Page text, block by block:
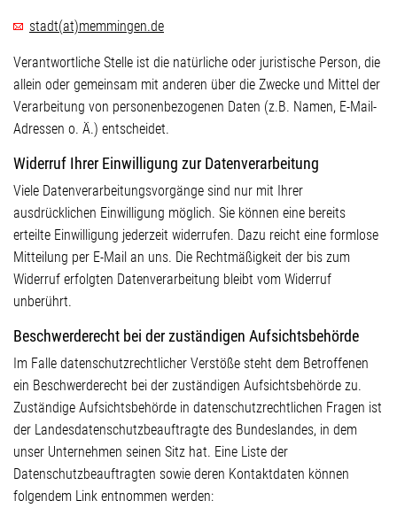
stadt(at)memmingen.de
Verantwortliche Stelle ist die natürliche oder juristische Person, die
allein oder gemeinsam mit anderen über die Zwecke und Mittel der
Verarbeitung von personenbezogenen Daten (z.B. Namen, E-Mail-
Adressen o. Ä.) entscheidet.
Widerruf Ihrer Einwilligung zur Datenverarbeitung
Viele Datenverarbeitungsvorgänge sind nur mit Ihrer
ausdrücklichen Einwilligung möglich. Sie können eine bereits
erteilte Einwilligung jederzeit widerrufen. Dazu reicht eine formlose
Mitteilung per E-Mail an uns. Die Rechtmäßigkeit der bis zum
Widerruf erfolgten Datenverarbeitung bleibt vom Widerruf
unberührt.
Beschwerderecht bei der zuständigen Aufsichtsbehörde
Im Falle datenschutzrechtlicher Verstöße steht dem Betroffenen
ein Beschwerderecht bei der zuständigen Aufsichtsbehörde zu.
Zuständige Aufsichtsbehörde in datenschutzrechtlichen Fragen ist
der Landesdatenschutzbeauftragte des Bundeslandes, in dem
unser Unternehmen seinen Sitz hat. Eine Liste der
Datenschutzbeauftragten sowie deren Kontaktdaten können
folgendem Link entnommen werden: